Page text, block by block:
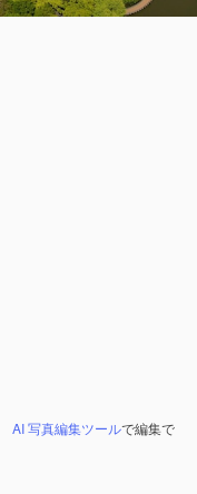
AI 写真編集ツールで編集で